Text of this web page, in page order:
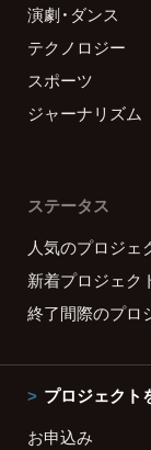
演劇・ダンス
テクノロジー
スポーツ
ジャーナリズム
ステータス
人気のプロジェ
新着プロジェク
終了間際のプロ
プロジェクト
お申込み